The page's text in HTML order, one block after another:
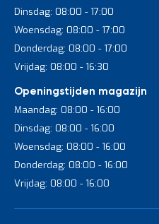
Dinsdag: 08:00 - 17:00
Woensdag: 08:00 - 17:00
Donderdag: 08:00 - 17:00
Vrijdag: 08:00 - 16:30
Openingstijden magazijn
Maandag: 08:00 - 16:00
Dinsdag: 08:00 - 16:00
Woensdag: 08:00 - 16:00
Donderdag: 08:00 - 16:00
Vrijdag: 08:00 - 16:00